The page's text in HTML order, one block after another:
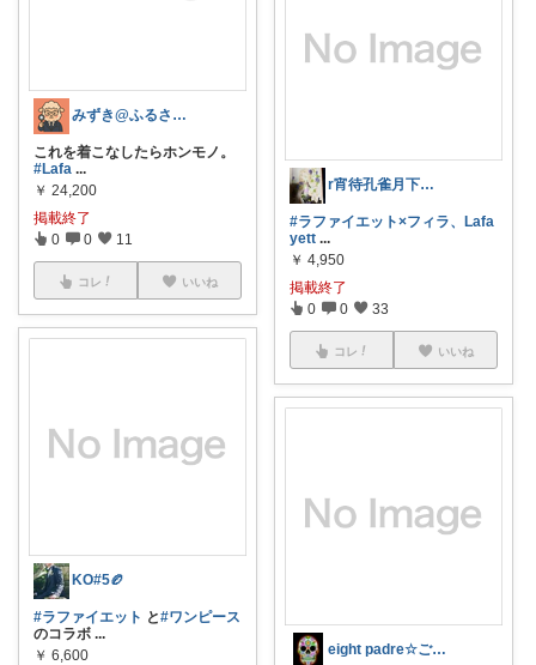
みずき@ふるさと納税コスパ監査官
これを着こなしたらホンモノ。
#Lafa ...
￥ 24,200
掲載終了
0 0 11
コレ いいね
KO#5🏉
#ラファイエット と#ワンピース
のコラボ ...
￥ 6,600
r宵待孔雀月下美人.アイホン15で復活
#ラファイエット×フィラ、Lafa
yett ...
￥ 4,950
掲載終了
0 0 33
コレ いいね
eight padre☆ご購入感謝です☆